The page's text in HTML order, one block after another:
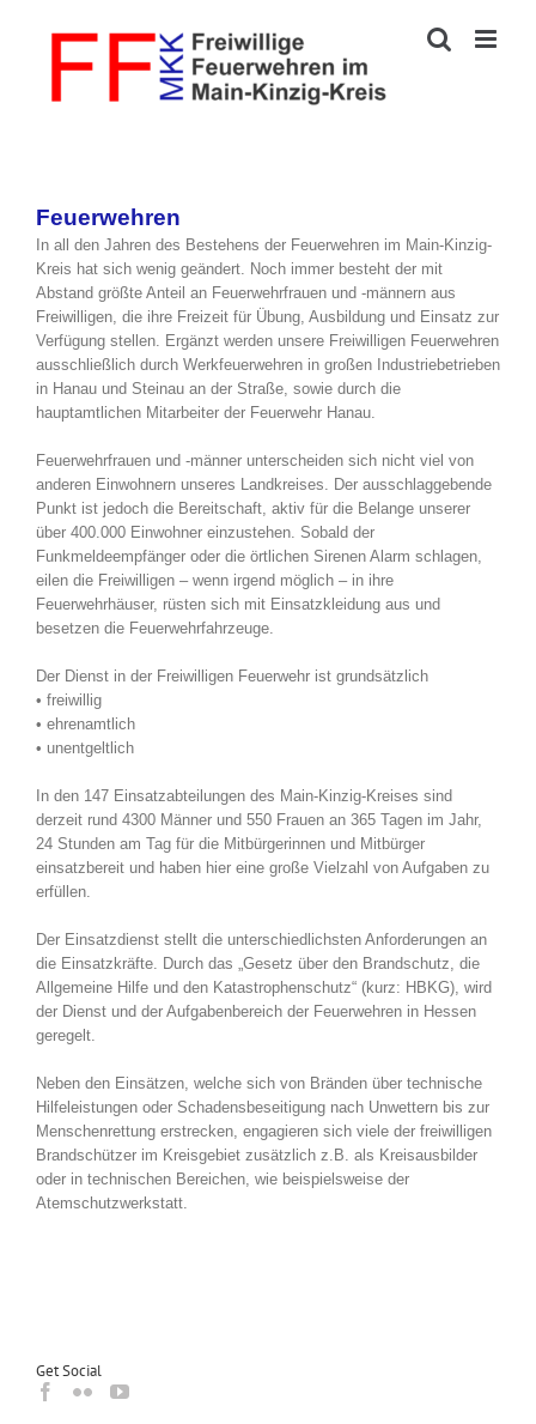
Feuerwehren
In all den Jahren des Bestehens der Feuerwehren im Main-Kinzig-
Kreis hat sich wenig geändert. Noch immer besteht der mit
Abstand größte Anteil an Feuerwehrfrauen und -männern aus
Freiwilligen, die ihre Freizeit für Übung, Ausbildung und Einsatz zur
Verfügung stellen. Ergänzt werden unsere Freiwilligen Feuerwehren
ausschließlich durch Werkfeuerwehren in großen Industriebetrieben
in Hanau und Steinau an der Straße, sowie durch die
hauptamtlichen Mitarbeiter der Feuerwehr Hanau.
Feuerwehrfrauen und -männer unterscheiden sich nicht viel von
anderen Einwohnern unseres Landkreises. Der ausschlaggebende
Punkt ist jedoch die Bereitschaft, aktiv für die Belange unserer
über 400.000 Einwohner einzustehen. Sobald der
Funkmeldeempfänger oder die örtlichen Sirenen Alarm schlagen,
eilen die Freiwilligen – wenn irgend möglich – in ihre
Feuerwehrhäuser, rüsten sich mit Einsatzkleidung aus und
besetzen die Feuerwehrfahrzeuge.
Der Dienst in der Freiwilligen Feuerwehr ist grundsätzlich
• freiwillig
• ehrenamtlich
• unentgeltlich
In den 147 Einsatzabteilungen des Main-Kinzig-Kreises sind
derzeit rund 4300 Männer und 550 Frauen an 365 Tagen im Jahr,
24 Stunden am Tag für die Mitbürgerinnen und Mitbürger
einsatzbereit und haben hier eine große Vielzahl von Aufgaben zu
erfüllen.
Der Einsatzdienst stellt die unterschiedlichsten Anforderungen an
die Einsatzkräfte. Durch das „Gesetz über den Brandschutz, die
Allgemeine Hilfe und den Katastrophenschutz“ (kurz: HBKG), wird
der Dienst und der Aufgabenbereich der Feuerwehren in Hessen
geregelt.
Neben den Einsätzen, welche sich von Bränden über technische
Hilfeleistungen oder Schadensbeseitigung nach Unwettern bis zur
Menschenrettung erstrecken, engagieren sich viele der freiwilligen
Brandschützer im Kreisgebiet zusätzlich z.B. als Kreisausbilder
oder in technischen Bereichen, wie beispielsweise der
Atemschutzwerkstatt.
Get Social